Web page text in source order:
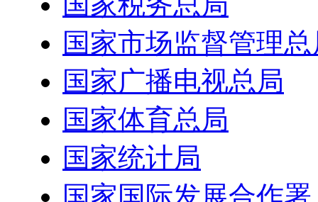
国家市场监督管理
国家广播电视总局
国家体育总局
国家统计局